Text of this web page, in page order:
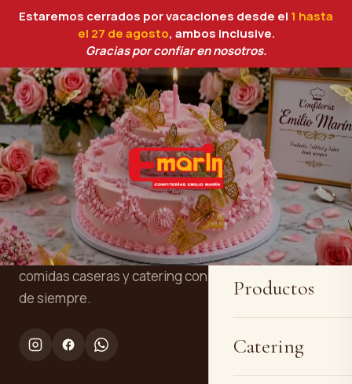
Estaremos cerrados por vacaciones desde el 1 hasta
el 27 de agosto, ambos inclusive.
Gracias por confiar en nosotros.
Inicio
Quiénes somos
Productos
Catering
Confitería y panadería artesanal en
Cartagena. Tres generaciones
elaborando tartas personalizadas, pan,
comidas caseras y catering con la receta
de siempre.